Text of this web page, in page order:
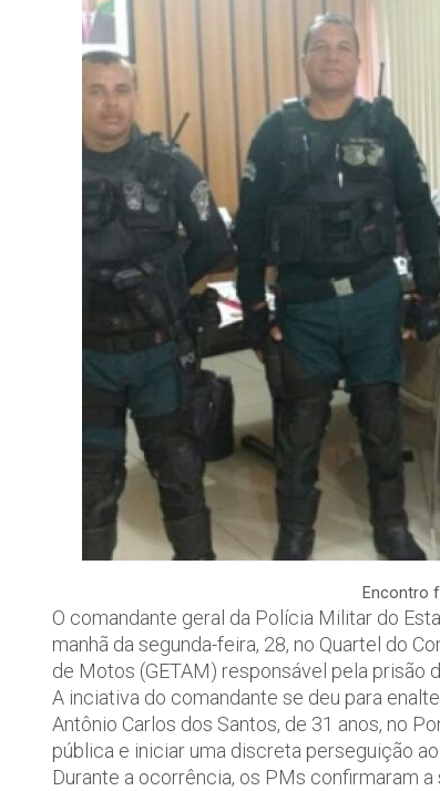
Encontro
O comandante geral da Polícia Militar do
manhã da segunda-feira, 28, no Quartel do
de Motos (GETAM) responsável pela prisão
A inciativa do comandante se deu para
Antônio Carlos dos Santos, de 31 anos, no
pública e iniciar uma discreta perseguição
Durante a ocorrência, os PMs confirmaram